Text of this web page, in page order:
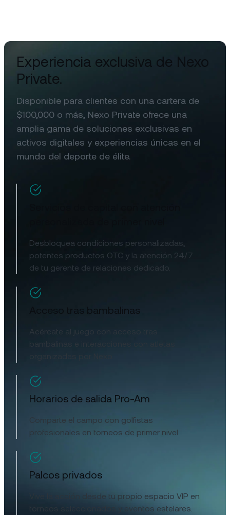
Experiencia exclusiva de Nexo
Private.
Disponible para clientes con una cartera de
$100,000 o más, Nexo Private ofrece una
amplia gama de soluciones exclusivas en
activos digitales y experiencias únicas en el
mundo del deporte de élite.
Desbloquea condiciones personalizadas,
potentes productos OTC y la atención 24/7
de tu gerente de relaciones dedicado.
Acceso tras bambalinas
Acércate al juego con acceso tras
bambalinas e interacciones con atletas
Horarios de salida Pro-Am
Comparte el campo con golfistas
profesionales en torneos de primer nivel.
Palcos privados
Vive la acción desde tu propio espacio VIP en
torneos seleccionados y eventos estelares.